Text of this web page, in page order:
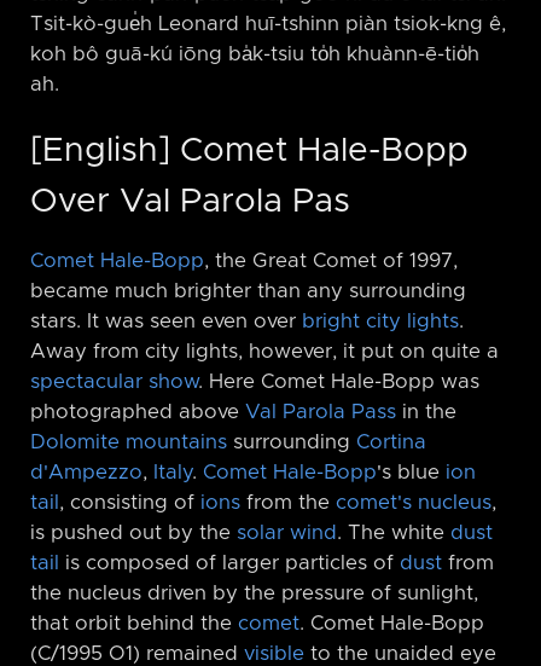
Tsit-kò-gue̍h Leonard huī-tshinn piàn tsiok-kng ê,
koh bô guā-kú iōng ba̍k-tsiu to̍h khuànn-ē-tio̍h
ah.
[English] Comet Hale-Bopp
Over Val Parola Pas
Comet Hale-Bopp, the Great Comet of 1997,
became much brighter than any surrounding
stars. It was seen even over bright city lights.
Away from city lights, however, it put on quite a
spectacular show. Here Comet Hale-Bopp was
photographed above Val Parola Pass in the
Dolomite mountains surrounding Cortina
d'Ampezzo, Italy. Comet Hale-Bopp's blue ion
tail , consisting of ions from the comet's nucleus,
is pushed out by the solar wind . The white dust
tail
is composed of larger particles of dust from
the nucleus driven by the pressure of sunlight,
that orbit behind the comet. Comet Hale-Bopp
(C/1995 O1) remained visible to the unaided eye